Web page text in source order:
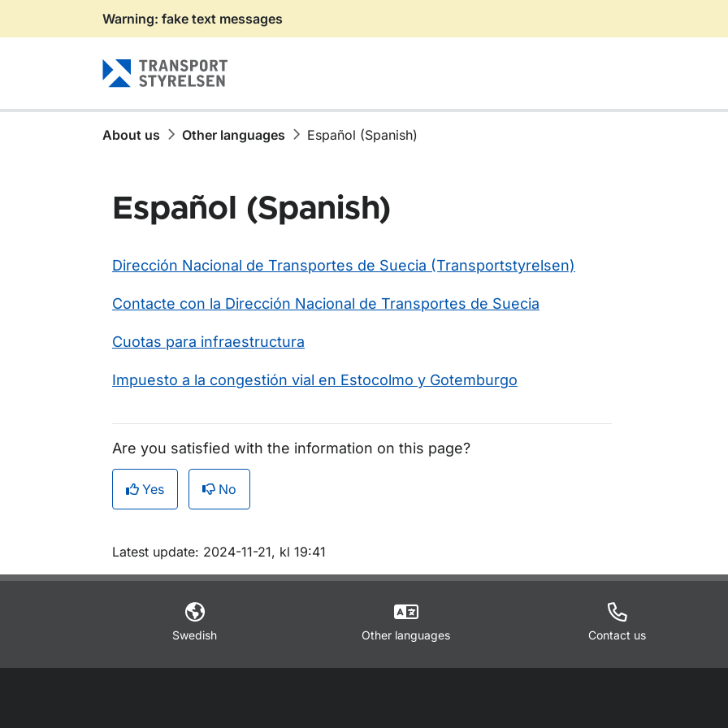
Gå till sidans innehåll
Warning: fake text messages
About us Other languages Español (Spanish)
Español (Spanish)
Dirección Nacional de Transportes de Suecia (Transportstyrelsen)
Contacte con la Dirección Nacional de Transportes de Suecia
Cuotas para infraestructura
Impuesto a la congestión vial en Estocolmo y Gotemburgo
Are you satisfied with the information on this page?
Yes No
Om sidan
Latest update: 2024-11-21, kl 19:41
Swedish Other languages Contact us